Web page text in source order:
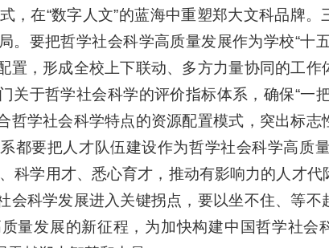
，在“数字人文”的蓝海中重塑郑大文科品牌。
。要把哲学社会科学高质量发展作为学校“十
置，形成全校上下联动、多方力量协同的工作
于哲学社会科学的评价指标体系，确保“一把
哲学社会科学特点的资源配置模式，突出标志
都要把人才队伍建设作为哲学社会科学高质
科学用才、悉心育才，推动有影响力的人才代
会科学发展进入关键拐点，要以坐不住、等不
量发展的新征程，为加快构建中国哲学社会